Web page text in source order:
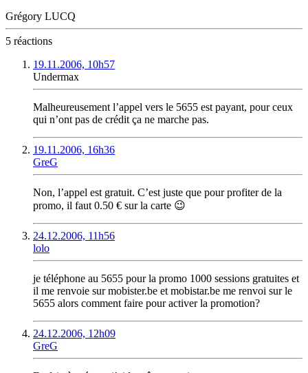
Grégory LUCQ
5 réactions
19.11.2006, 10h57
Undermax
Malheureusement l’appel vers le 5655 est payant, pour ceux
qui n’ont pas de crédit ça ne marche pas.
19.11.2006, 16h36
GreG
Non, l’appel est gratuit. C’est juste que pour profiter de la
promo, il faut 0.50 € sur la carte 😉
24.12.2006, 11h56
lolo
je téléphone au 5655 pour la promo 1000 sessions gratuites et
il me renvoie sur mobister.be et mobistar.be me renvoi sur le
5655 alors comment faire pour activer la promotion?
24.12.2006, 12h09
GreG